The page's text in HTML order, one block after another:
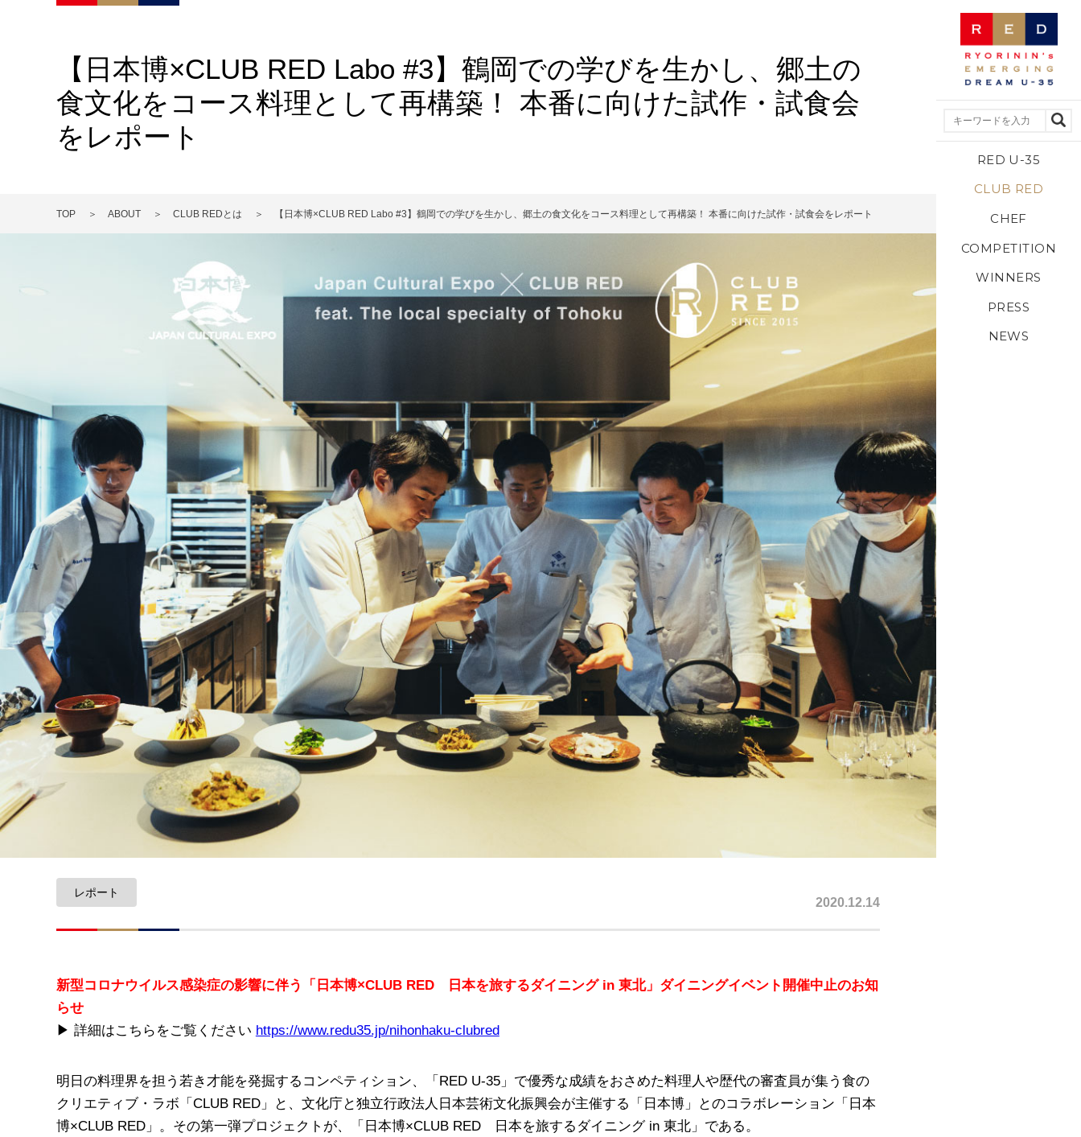
RED U-35
CLUB RED
CHEF
COMPETITION
WINNERS
PRESS
NEWS
【日本博×CLUB RED Labo #3】鶴岡での学びを生かし、郷土の
食文化をコース料理として再構築！ 本番に向けた試作・試食会
をレポート
TOP ABOUT CLUB REDとは 【日本博×CLUB RED Labo #3】鶴岡での学びを生かし、郷土の食文化をコース料理として再構築！ 本番に向けた試作・試食会をレポート
レポート
2020.12.14
新型コロナウイルス感染症の影響に伴う「日本博×CLUB RED 日本を旅するダイニング in 東北」ダイニングイベント開催中止のお知
らせ
▶︎ 詳細はこちらをご覧ください https://www.redu35.jp/nihonhaku-clubred
明日の料理界を担う若き才能を発掘するコンペティション、「RED U-35」で優秀な成績をおさめた料理人や歴代の審査員が集う食の
クリエティブ・ラボ「CLUB RED」と、文化庁と独立行政法人日本芸術文化振興会が主催する「日本博」とのコラボレーション「日本
博×CLUB RED」。その第一弾プロジェクトが、「日本博×CLUB RED 日本を旅するダイニング in 東北」である。